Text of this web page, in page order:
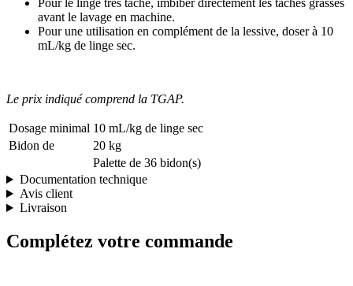
Pour le linge très taché, imbiber directement les taches grasses
avant le lavage en machine.
Pour une utilisation en complément de la lessive, doser à 10
mL/kg de linge sec.
Le prix indiqué comprend la TGAP.
Dosage minimal 10 mL/kg de linge sec
Bidon de
20 kg
Palette de 36 bidon(s)
Documentation technique
Avis client
Livraison
Complétez votre commande